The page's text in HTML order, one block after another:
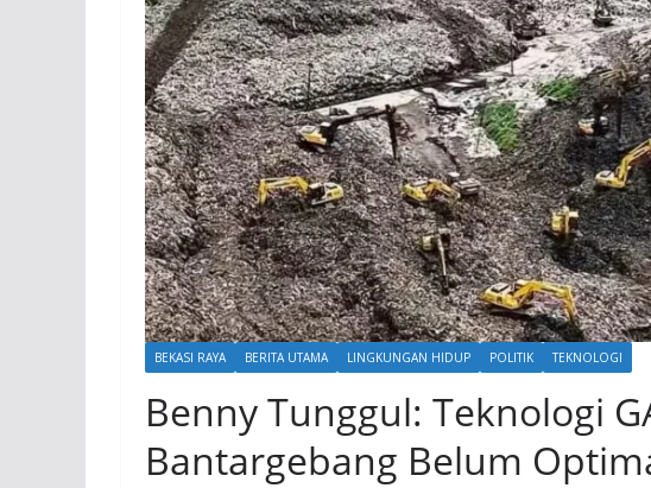
BEKASI RAYA BERITA UTAMA LINGKUNGAN HIDUP POLITIK TEKNOLOGI
Benny Tunggul: Teknologi
Bantargebang Belum